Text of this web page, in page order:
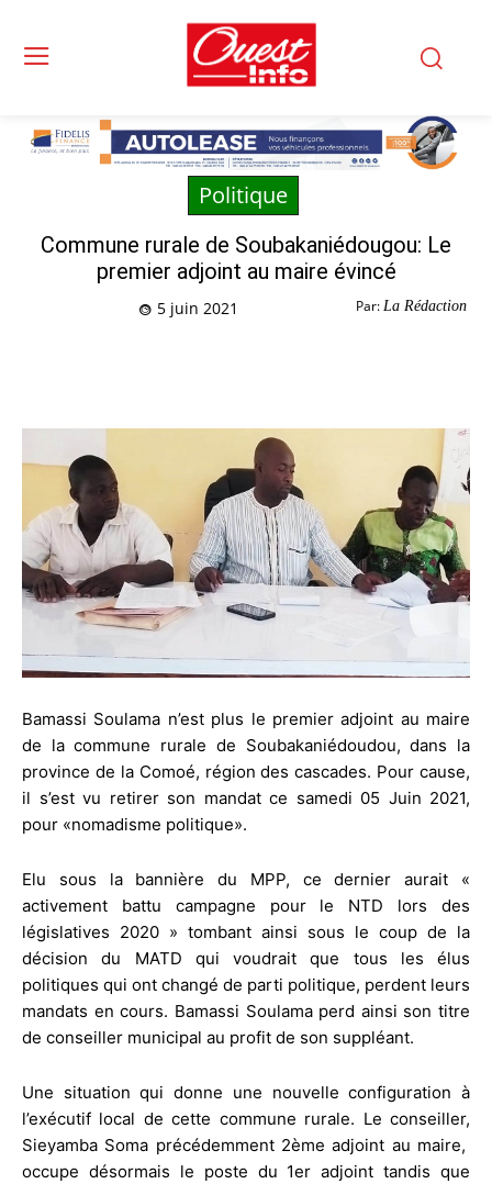
Politique
Commune rurale de Soubakaniédougou: Le
premier adjoint au maire évincé
Par: La Rédaction
5 juin 2021
Bamassi Soulama n’est plus le premier adjoint au maire
de la commune rurale de Soubakaniédoudou, dans la
province de la Comoé, région des cascades. Pour cause,
il s’est vu retirer son mandat ce samedi 05 Juin 2021,
pour «nomadisme politique».
Elu sous la bannière du MPP, ce dernier aurait «
activement battu campagne pour le NTD lors des
législatives 2020 » tombant ainsi sous le coup de la
décision du MATD qui voudrait que tous les élus
politiques qui ont changé de parti politique, perdent leurs
mandats en cours. Bamassi Soulama perd ainsi son titre
de conseiller municipal au profit de son suppléant.
Une situation qui donne une nouvelle configuration à
l’exécutif local de cette commune rurale. Le conseiller,
Sieyamba Soma précédemment 2ème adjoint au maire,
occupe désormais le poste du 1er adjoint tandis que